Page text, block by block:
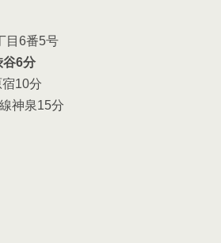
目6番5号
谷6分
10分
神泉15分